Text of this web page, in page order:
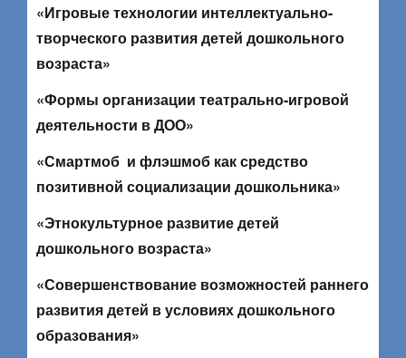
«Игровые технологии интеллектуально-
творческого развития детей дошкольного
возраста»
«Формы организации театрально-игровой
деятельности в ДОО»
«Смартмоб и флэшмоб как средство
позитивной социализации дошкольника»
«Этнокультурное развитие детей
дошкольного возраста»
«Совершенствование возможностей раннего
развития детей в условиях дошкольного
образования»